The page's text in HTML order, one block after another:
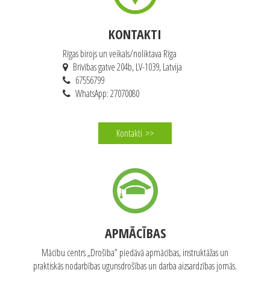
KONTAKTI
Rīgas birojs un veikals/noliktava Rīga
Brīvības gatve 204b, LV-1039, Latvija
WhatsApp: 27070080